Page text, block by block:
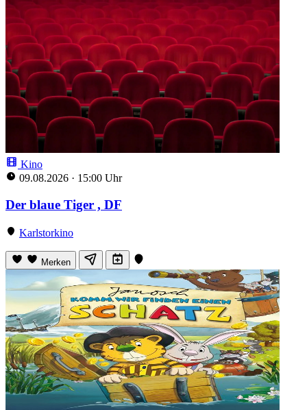
Kino
09.08.2026 · 15:00 Uhr
Der blaue Tiger , DF
Karlstorkino
Merken